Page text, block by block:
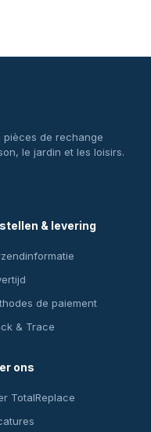
pièces de rechange
le jardin et les loisirs.
& levering
de paiement
& Trace
ons
TotalReplace